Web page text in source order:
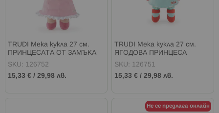
TRUDI Мека кукла 27 см.
ПРИНЦЕСАТА ОТ ЗАМЪКА
SKU: 126752
15,33 € / 29,98 лв.
TRUDI Мека кукла 27 см.
ЯГОДОВА ПРИНЦЕСА
SKU: 126751
15,33 € /29,98 лв.
Не се предлага онлайн